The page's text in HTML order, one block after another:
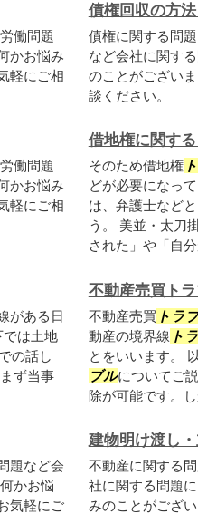
働問題
かお悩み
軽にご相
債権回収の方
債権に関する問
など会社に関す
のことがござい
談ください。
働問題
かお悩み
軽にご相
借地権に関す
そのため借地権
どが必要になっ
は、弁護士など
う。 美並・太刀
された」や「自
がある日
は土地
の話し
ず当事
不動産売買ト
不動産売買 トラ
動産の境界線 ト
とをいいます。
ブルについてご
除が可能です。
題など会
かお悩
気軽にご
建物明け渡し
不動産に関する
社に関する問題
みのことがござ